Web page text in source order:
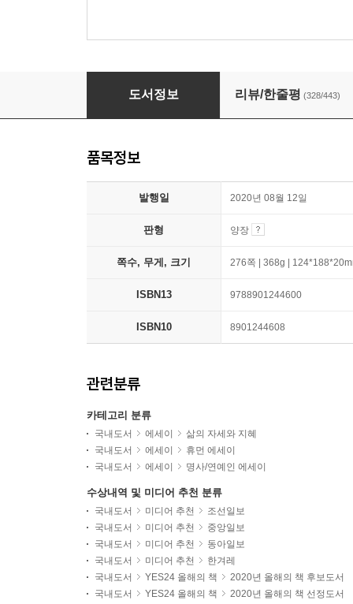
살고 싶다는 농담
도서정보 리뷰/한줄평 (328/443)
품목정보
발행일 2020년 08월 12일
판형 양장
쪽수, 무게, 크기 276쪽 | 368g |
ISBN13 9788901244600
ISBN10 8901244608
관련분류
카테고리 분류
국내도서 에세이
삶의 자세와 지혜
국내도서
에세이
휴먼 에세이
국내도서
에세이 명사/연예인 에세이
수상내역 및 미디어 추천 분류
국내도서 미디어 추천
조선일보
국내도서
미디어 추천
중앙일보
국내도서
미디어 추천
동아일보
국내도서
미디어 추천
한겨레
국내도서
YES24 올해의 책
2020년 올해의 책 후보도서
국내도서
YES24 올해의 책 2020년 올해의 책 선정도서